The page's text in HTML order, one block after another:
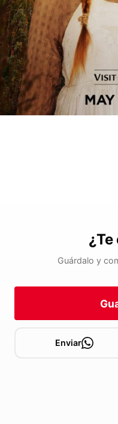
Guárdalo y
Enviar